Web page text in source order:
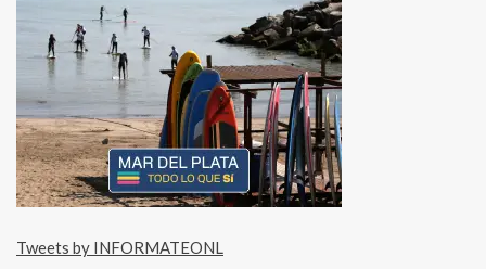
Tweets by INFORMATEONL